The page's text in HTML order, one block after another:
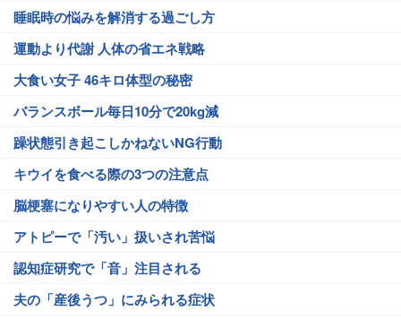
睡眠時の悩みを解消する過ごし方
運動より代謝 人体の省エネ戦略
大食い女子 46キロ体型の秘密
バランスボール毎日10分で20kg減
躁状態引き起こしかねないNG行動
キウイを食べる際の3つの注意点
脳梗塞になりやすい人の特徴
アトピーで「汚い」扱いされ苦悩
認知症研究で「音」注目される
夫の「産後うつ」にみられる症状